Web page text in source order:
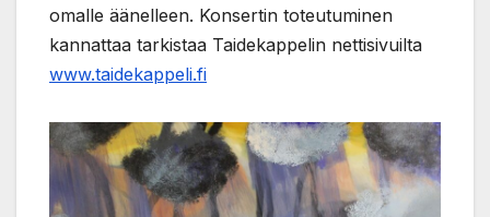
omalle äänelleen. Konsertin toteutuminen
kannattaa tarkistaa Taidekappelin nettisivuilta
www.taidekappeli.fi